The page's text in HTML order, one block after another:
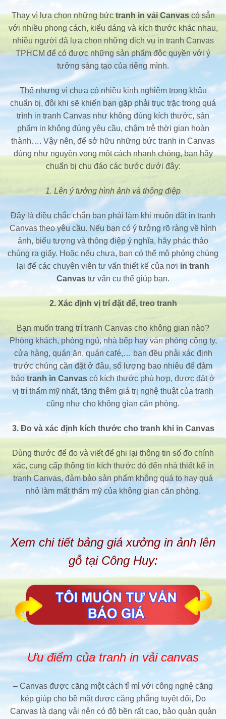
Thay vì lựa chọn những bứctranh in vải Canvascó sẵn
với nhiều phong cách, kiểu dáng và kích thước khác nhau,
nhiều người đã lựa chọn những dịch vụ in tranh Canvas
TPHCM để có được những sản phẩm độc quyền với ý
tưởng sáng tạo của riêng mình.
Thế nhưng vì chưa có nhiều kinh nghiệm trong khâu
chuẩn bị, đôi khi sẽ khiến bạn gặp phải trục trặc trong quá
trình in tranh Canvas như không đúng kích thước, sản
phẩm in không đúng yêu cầu, chậm trễ thời gian hoàn
thành…. Vậy nên, để sở hữu những bức tranh in Canvas
đúng như nguyện vọng một cách nhanh chóng, bạn hãy
chuẩn bị chu đáo các bước dưới đây:
1. Lên ý tưởng hình ảnh và thông điệp
Đây là điều chắc chắn bạn phải làm khi muốn đặt in tranh
Canvas theo yêu cầu. Nếu bạn có ý tưởng rõ ràng về hình
ảnh, biểu tượng và thông điệp ý nghĩa, hãy phác thảo
chúng ra giấy. Hoặc nếu chưa, bạn có thể mô phỏng chúng
lại để các chuyên viên tư vấn thiết kế của nơi in tranh
Canvas tư vấn cụ thể giúp bạn.
2. Xác định vị trí đặt để, treo tranh
Bạn muốn trang trí tranh Canvas cho không gian nào?
Phòng khách, phòng ngủ, nhà bếp hay văn phòng công ty,
cửa hàng, quán ăn, quán café,… bạn đều phải xác định
trước chúng cần đặt ở đâu, số lượng bao nhiêu để đảm
bảotranh in Canvas có kích thước phù hợp, được đặt ở
vị trí thẩm mỹ nhất, tăng thêm giá trị nghệ thuật của tranh
cũng như cho không gian căn phòng.
3. Đo và xác định kích thước cho tranh khi in Canvas
Dùng thước để đo và viết để ghi lại thông tin số đo chính
xác, cung cấp thông tin kích thước đó đến nhà thiết kế in
tranh Canvas, đảm bảo sản phẩm không quá to hay quá
nhỏ làm mất thẩm mỹ của không gian căn phòng.
Xem chi tiết bảng giá xưởng in ảnh lên
gỗ tại Công Huy:
Ưu điểm của tranh in vải canvas
– Canvas được căng một cách tỉ mỉ với công nghệ căng
kép giúp cho bề mặt được căng phẳng tuyệt đối, Do
Canvas là dạng vải nên có độ bền rất cao, bảo quản quản